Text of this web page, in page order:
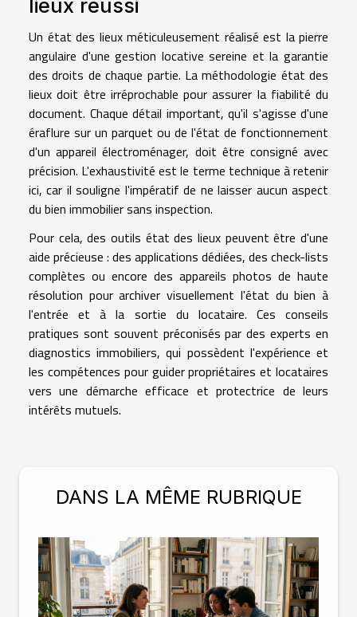
lieux réussi
Un état des lieux méticuleusement réalisé est la pierre
angulaire d'une gestion locative sereine et la garantie
des droits de chaque partie. La méthodologie état des
lieux doit être irréprochable pour assurer la fiabilité du
document. Chaque détail important, qu'il s'agisse d'une
éraflure sur un parquet ou de l'état de fonctionnement
d'un appareil électroménager, doit être consigné avec
précision. L'exhaustivité est le terme technique à retenir
ici, car il souligne l'impératif de ne laisser aucun aspect
du bien immobilier sans inspection.
Pour cela, des outils état des lieux peuvent être d'une
aide précieuse : des applications dédiées, des check-lists
complètes ou encore des appareils photos de haute
résolution pour archiver visuellement l'état du bien à
l'entrée et à la sortie du locataire. Ces conseils
pratiques sont souvent préconisés par des experts en
diagnostics immobiliers, qui possèdent l'expérience et
les compétences pour guider propriétaires et locataires
vers une démarche efficace et protectrice de leurs
intérêts mutuels.
DANS LA MÊME RUBRIQUE